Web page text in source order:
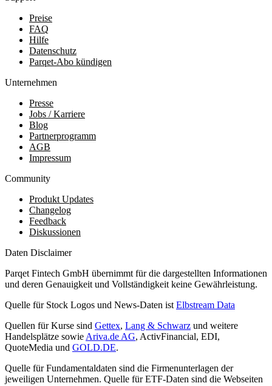
Preise
FAQ
Hilfe
Datenschutz
Parqet-Abo kündigen
Unternehmen
Presse
Jobs / Karriere
Blog
Partnerprogramm
AGB
Impressum
Community
Produkt Updates
Changelog
Feedback
Diskussionen
Daten Disclaimer
Parqet Fintech GmbH übernimmt für die dargestellten Informationen
und deren Genauigkeit und Vollständigkeit keine Gewährleistung.
Quelle für Stock Logos und News-Daten ist Elbstream Data
Quellen für Kurse sind Gettex, Lang & Schwarz und weitere
Handelsplätze sowie Ariva.de AG, ActivFinancial, EDI,
QuoteMedia und GOLD.DE.
Quelle für Fundamentaldaten sind die Firmenunterlagen der
jeweiligen Unternehmen. Quelle für ETF-Daten sind die Webseiten